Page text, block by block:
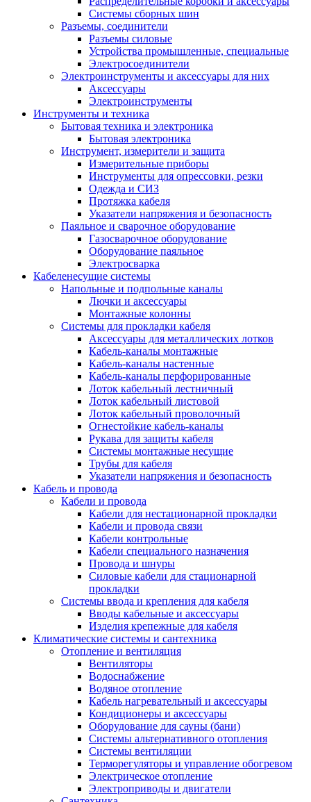
Системы сборных шин
Разъемы, соединители
Разъемы силовые
Устройства промышленные, специальные
Электросоединители
Электроинструменты и аксессуары для них
Аксессуары
Электроинструменты
Инструменты и техника
Бытовая техника и электроника
Бытовая электроника
Инструмент, измерители и защита
Измерительные приборы
Инструменты для опрессовки, резки
Одежда и СИЗ
Протяжка кабеля
Указатели напряжения и безопасность
Паяльное и сварочное оборудование
Газосварочное оборудование
Оборудование паяльное
Электросварка
Кабеленесущие системы
Напольные и подпольные каналы
Лючки и аксессуары
Монтажные колонны
Системы для прокладки кабеля
Аксессуары для металлических лотков
Кабель-каналы монтажные
Кабель-каналы настенные
Кабель-каналы перфорированные
Лоток кабельный лестничный
Лоток кабельный листовой
Лоток кабельный проволочный
Огнестойкие кабель-каналы
Рукава для защиты кабеля
Системы монтажные несущие
Трубы для кабеля
Указатели напряжения и безопасность
Кабель и провода
Кабели и провода
Кабели для нестационарной прокладки
Кабели и провода связи
Кабели контрольные
Кабели специального назначения
Провода и шнуры
Силовые кабели для стационарной
прокладки
Системы ввода и крепления для кабеля
Вводы кабельные и аксессуары
Изделия крепежные для кабеля
Климатические системы и сантехника
Отопление и вентиляция
Вентиляторы
Водоснабжение
Водяное отопление
Кабель нагревательный и аксессуары
Кондиционеры и аксессуары
Оборудование для сауны (бани)
Системы альтернативного отопления
Системы вентиляции
Терморегуляторы и управление обогревом
Электрическое отопление
Электроприводы и двигатели